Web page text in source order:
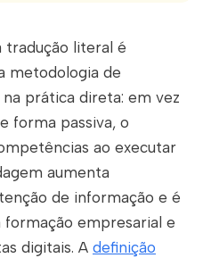
tradução literal é
metodologia de
prática direta: em vez
forma passiva, o
ao executar
aumenta
de informação e é
empresarial e
digitais. A definição